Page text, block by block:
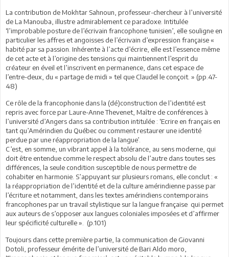
La contribution de Mokhtar Sahnoun, professeur-chercheur à l’université
de La Manouba, illustre admirablement ce paradoxe. Intitulée
‘l’improbable posture de l’écrivain francophone tunisien’, elle souligne en
particulier les affres et angoisses de l’écrivain d’expression française «
habité par sa passion. Inhérente à l’acte d’écrire, elle est l’essence même
de cet acte et à l’origine des tensions qui maintiennent l’esprit du
créateur en éveil et l’inscrivent en permanence, dans cet espace de
l’entre-deux, du « partage de midi » tel que Claudel le conçoit. » (pp.47-
48)
Ce rôle de la francophonie dans la (dé)construction de l’identité est
repris avec force par Laure-Anne Thevenet, Maître de conférences à
l’université d’Angers dans sa contribution intitulée : ‘Ecrire en français en
tant qu’Amérindien du Québec ou comment restaurer une identité
perdue par une réappropriation de la langue’.
C’est, en somme, un vibrant appel à la tolérance, au sens moderne, qui
doit être entendue comme le respect absolu de l’autre dans toutes ses
différences, la seule condition susceptible de nous permettre de
cohabiter en harmonie. S’appuyant sur plusieurs romans, elle conclut : «
la réappropriation de l’identité et de la culture amérindienne passe par
l’écriture et notamment, dans les textes amérindiens contemporains
francophones par un travail stylistique sur la langue française qui permet
aux auteurs de s’opposer aux langues coloniales imposées et d’affirmer
leur spécificité culturelle ». (p.101)
Toujours dans cette première partie, la communication de Giovanni
Dotoli, professeur émérite de l’université de Bari Aldo moro,